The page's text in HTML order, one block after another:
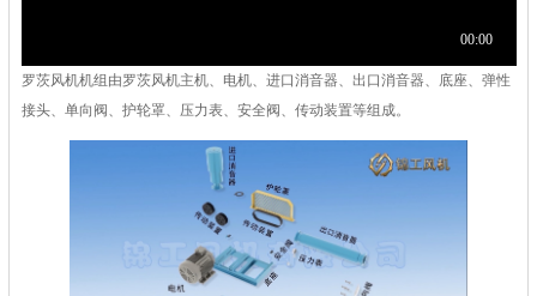
罗茨风机机组由罗茨风机主机、电机、进口消音器、出口消音器、底座、弹性
接头、单向阀、护轮罩、压力表、安全阀、传动装置等组成。